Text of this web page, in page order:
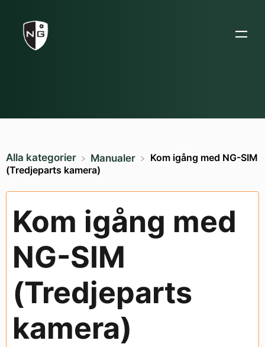
Alla kategorier ​Manualer
Kom igång med NG-SIM
(Tredjeparts kamera)
Kom igång med
NG-SIM
(Tredjeparts
kamera)